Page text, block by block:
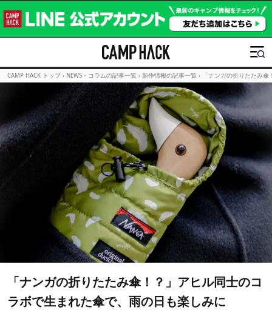
CAMP HACK トップ › NEWS・コラムの記事一覧 › 新作情報の記事一覧 › 「ナンガの折りたたみ
「ナンガの折りたたみ傘！？」アヒル同士のコ
ラボで生まれた傘で、雨の日も楽しみに